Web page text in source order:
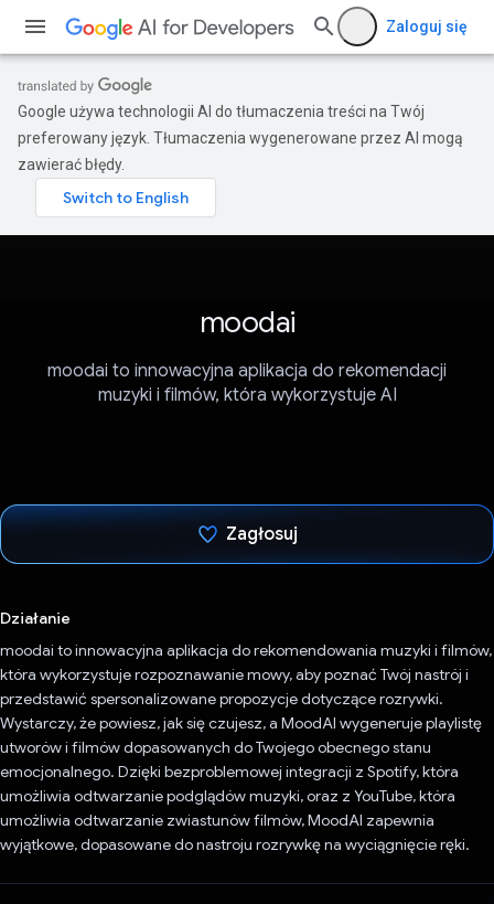
Zaloguj się
Google używa technologii AI do tłumaczenia treści na Twój
preferowany język. Tłumaczenia wygenerowane przez AI mogą
zawierać błędy.
moodai
moodai to innowacyjna aplikacja do rekomendacji
muzyki i filmów, która wykorzystuje AI
Zagłosuj
Działanie
moodai to innowacyjna aplikacja do rekomendowania muzyki i filmów,
która wykorzystuje rozpoznawanie mowy, aby poznać Twój nastrój i
przedstawić spersonalizowane propozycje dotyczące rozrywki.
Wystarczy, że powiesz, jak się czujesz, a MoodAI wygeneruje playlistę
utworów i filmów dopasowanych do Twojego obecnego stanu
emocjonalnego. Dzięki bezproblemowej integracji z Spotify, która
umożliwia odtwarzanie podglądów muzyki, oraz z YouTube, która
umożliwia odtwarzanie zwiastunów filmów, MoodAI zapewnia
wyjątkowe, dopasowane do nastroju rozrywkę na wyciągnięcie ręki.